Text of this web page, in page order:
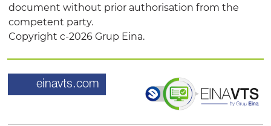
document without prior authorisation from the
competent party.
Copyright c-2026 Grup Eina.
einavts.com